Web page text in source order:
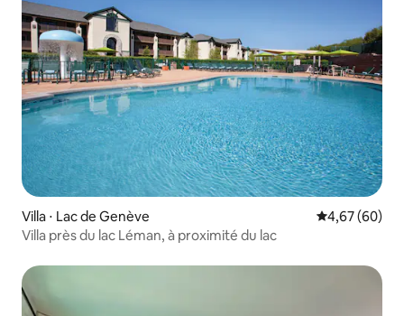
Villa ⋅ Lac de Genève Évaluation
4,67 (60)
Villa près du lac Léman, à proximité du lac